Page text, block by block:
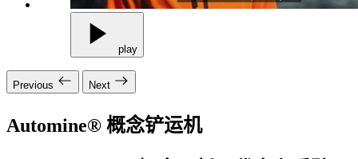
play
Previous Next
Automine® 概念铲运机